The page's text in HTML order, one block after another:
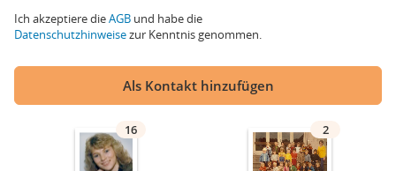
Ich akzeptiere dieAGB und habe die
Datenschutzhinweisezur Kenntnis genommen.
Als Kontakt hinzufügen
16 2